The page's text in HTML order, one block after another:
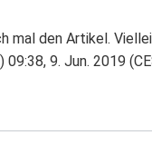
mal den Artikel.
) 09:38, 9. Jun. 2019